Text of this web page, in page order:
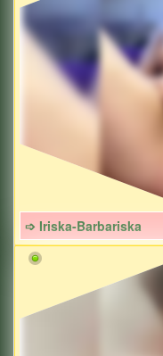
➩ Iriska-Barbariska